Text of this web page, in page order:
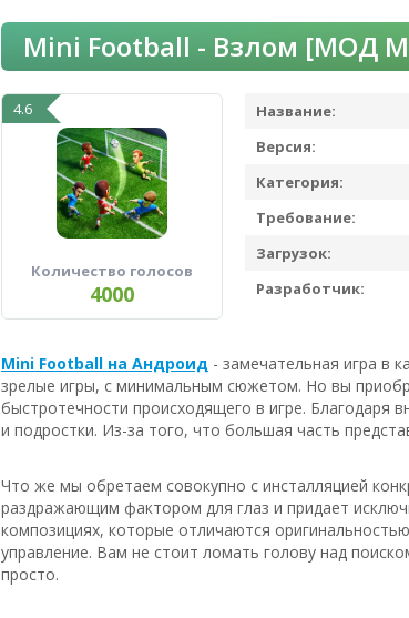
Mini Football - Взлом [МОД
4.6
Количество голосов
4000
Название:
Версия:
Категория:
Требование:
Загрузок:
Разработчик:
Mini Football на Андроид - замечательная игра в
зрелые игры, с минимальным сюжетом. Но вы
быстротечности происходящего в игре.
и подростки. Из-за того, что большая часть
Что же мы обретаем совокупно с инсталляцией
раздражающим фактором для глаз и придает
композициях, которые отличаются
управление. Вам не стоит ломать голову над
просто.